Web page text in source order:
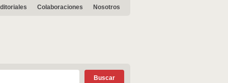
Colaboraciones Nosotros